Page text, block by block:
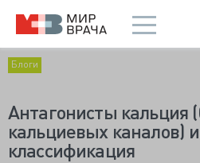
Блоги
Антагонисты кальция
кальциевых каналов)
классификация